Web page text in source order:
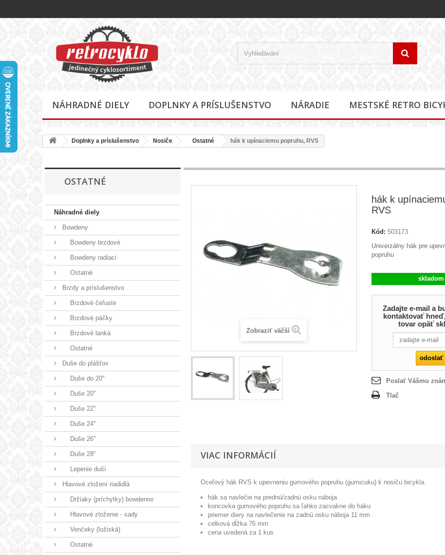
NÁHRADNÉ DIELY DOPLNKY A PRÍSLUŠENSTVO NÁRADIE MESTSKÉ RETRO
Doplnky a príslušenstvo Nosiče Ostatné hák k upínaciemu popruhu, RVS
OSTATNÉ
Náhradné diely
Bowdeny
Bowdeny brzdové
Bowdeny radiaci
Ostatné
Brzdy a príslušenstvo
Brzdové čeľuste
Brzdové páčky
Brzdové lanká
Ostatné
Duše do plášťov
Duše do 20"
Duše 20"
Duše 22"
Duše 24"
Duše 26"
Duše 28"
Lepenie duší
Hlavové zložení riadidlá
Držiaky (príchytky) bowdenov
Hlavové zloženie - sady
Venčeky (ložiská)
Ostatné
Zobraziť väčší
hák k
RVS
Kód: 503173
Univerzálny hák pre
popruhu
skladom
Zadajte e-mail a
kontaktovať
tovar opäť
Poslať Vášmu
Tlač
VIAC INFORMÁCIÍ
Oceľový hák RVS k upevneniu gumového popruhu (gumicuku) k nosiču bicykla.
hák sa navlečie na prednú/zadnú osku náboja
koncovka gumového popruhu sa ľahko zacvakne do háku
priemer diery na navlečenie na zadnú osku náboja 11 mm
celková dĺžka 76 mm
cena uvedená za 1 kus